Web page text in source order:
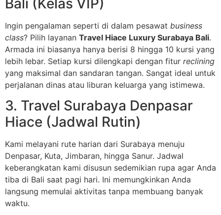
Ingin pengalaman seperti di dalam pesawat business
class? Pilih layanan Travel Hiace Luxury Surabaya Bali.
Armada ini biasanya hanya berisi 8 hingga 10 kursi yang
lebih lebar. Setiap kursi dilengkapi dengan fitur reclining
yang maksimal dan sandaran tangan. Sangat ideal untuk
perjalanan dinas atau liburan keluarga yang istimewa.
3. Travel Surabaya Denpasar
Hiace (Jadwal Rutin)
Kami melayani rute harian dari Surabaya menuju
Denpasar, Kuta, Jimbaran, hingga Sanur. Jadwal
keberangkatan kami disusun sedemikian rupa agar Anda
tiba di Bali saat pagi hari. Ini memungkinkan Anda
langsung memulai aktivitas tanpa membuang banyak
waktu.